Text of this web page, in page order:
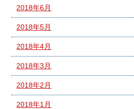
2018年6月
2018年5月
2018年4月
2018年3月
2018年2月
2018年1月